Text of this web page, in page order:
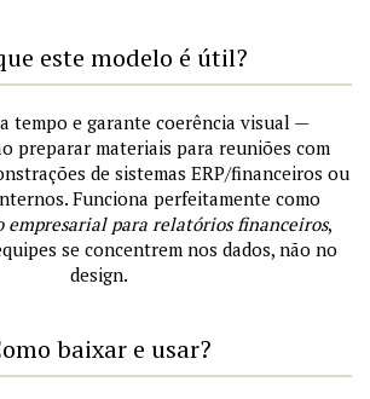
este modelo é útil?
tempo e garante coerência visual —
preparar materiais para reuniões com
de sistemas ERP/financeiros ou
Funciona perfeitamente como
empresarial para relatórios financeiros,
se concentrem nos dados, não no
design.
baixar e usar?